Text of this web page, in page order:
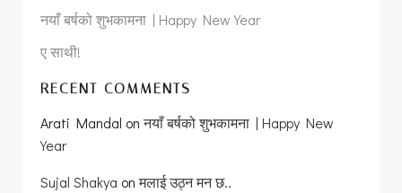
नयाँ बर्षको शुभकामना | Happy New Year
ए साथी!
RECENT COMMENTS
Arati Mandal onनयाँ बर्षको शुभकामना | Happy New
Year
Sujal Shakya onमलाई उठ्न मन छ..